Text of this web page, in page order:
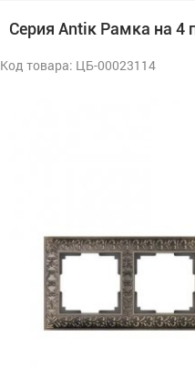
Серия Antiк Рамка на 4
Код товара: ЦБ-00023114